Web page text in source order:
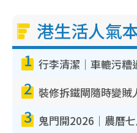
港生活人氣
1
2
3